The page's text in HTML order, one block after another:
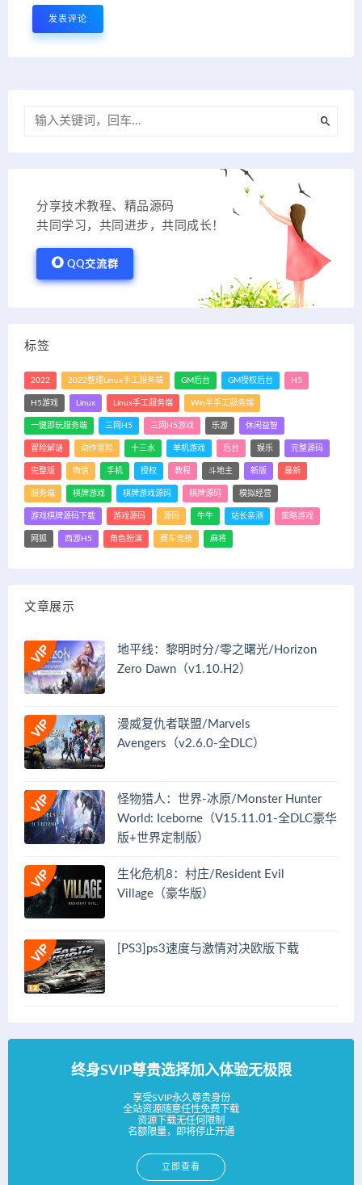
分享技术教程、精品源码
共同学习，共同进步，共同成长！
QQ交流群
标签
2022 2022整理Linux手工服务端 GM后台 GM授权后台 H5
H5游戏 Linux Linux手工服务端 Win半手工服务端
一键即玩服务端 三网H5 三网H5游戏 乐游 休闲益智
冒险解谜 动作冒险 十三水 单机游戏 后台 娱乐 完整源码
完整版 微信 手机 授权 教程 斗地主 新版 最新
服务端 棋牌游戏 棋牌游戏源码 棋牌源码 模拟经营
游戏棋牌源码下载 游戏源码 源码 牛牛 站长亲测 策略游戏
网狐 西游H5 角色扮演 赛车竞技 麻将
文章展示
地平线：黎明时分/零之曙光/Horizon
Zero Dawn（v1.10.H2）
漫威复仇者联盟/Marvels
Avengers（v2.6.0-全DLC）
怪物猎人：世界-冰原/Monster Hunter
World: Iceborne（V15.11.01-全DLC豪华
版+世界定制版）
生化危机8：村庄/Resident Evil
Village（豪华版）
[PS3]ps3速度与激情对决欧版下载
终身SVIP尊贵选择加入体验无极限
享受SVIP永久尊贵身份
全站资源随意任性免费下载
资源下载无任何限制
名额限量，即将停止开通
立即查看